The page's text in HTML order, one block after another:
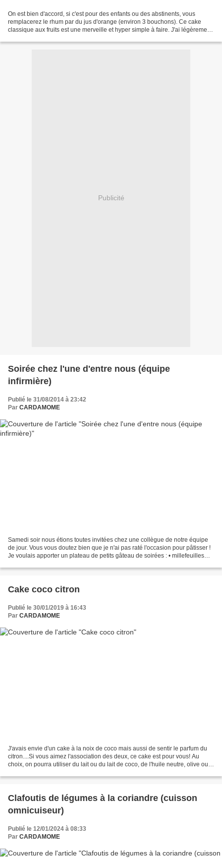
On est bien d'accord, si c'est pour des enfants ou des abstinents, vous
remplacerez le rhum par du jus d'orange (environ 3 bouchons). Ce cake
classique aux fruits est une merveille et hyper simple à faire. J'ai légèrement
Publicité
Soirée chez l'une d'entre nous (équipe
infirmière)
Publié le 31/08/2014 à 23:42
Par CARDAMOME
Samedi soir nous étions toutes invitées chez une collègue de notre équipe
de jour. Vous vous doutez bien que je n'ai pas raté l'occasion pour pâtisser !
Je voulais apporter un plateau de petits gâteau de soirées : • millefeuilles
Cake coco citron
Publié le 30/01/2019 à 16:43
Par CARDAMOME
J'avais envie d'un cake à la noix de coco mais aussi de sentir le parfum du
citron....Si vous aimez l'association des deux, ce cake est pour vous! Au
choix, on pourra utiliser du lait ou du lait de coco, de l'huile neutre, olive ou
Clafoutis de légumes à la coriandre (cuisson
omnicuiseur)
Publié le 12/01/2024 à 08:33
Par CARDAMOME